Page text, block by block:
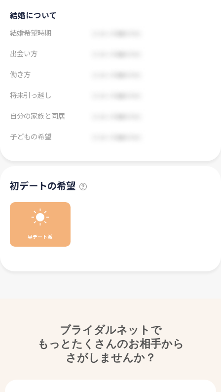
結婚について
結婚希望時期
出会い方
働き方
将来引っ越し
自分の家族と同居
子どもの希望
初デートの希望
昼デート派
ブライダルネットで
もっとたくさんのお相手から
さがしませんか？